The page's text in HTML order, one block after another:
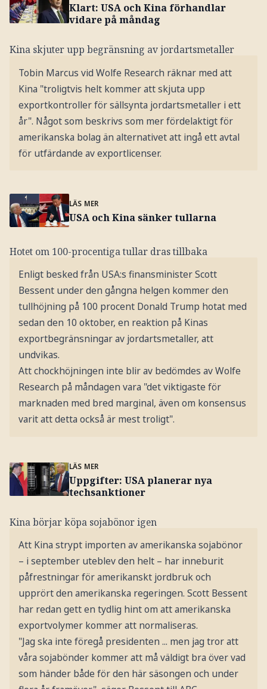
Klart: USA och Kina förhandlar
vidare på måndag
Kina skjuter upp begränsning av jordartsmetaller
Tobin Marcus vid Wolfe Research räknar med att
Kina "troligtvis helt kommer att skjuta upp
exportkontroller för sällsynta jordartsmetaller i ett
år". Något som beskrivs som mer fördelaktigt för
amerikanska bolag än alternativet att ingå ett avtal
för utfärdande av exportlicenser.
LÄS MER
USA och Kina sänker tullarna
Hotet om 100-procentiga tullar dras tillbaka
Enligt besked från USA:s finansminister Scott
Bessent under den gångna helgen kommer den
tullhöjning på 100 procent Donald Trump hotat med
sedan den 10 oktober, en reaktion på Kinas
exportbegränsningar av jordartsmetaller, att
undvikas.
Att chockhöjningen inte blir av bedömdes av Wolfe
Research på måndagen vara "det viktigaste för
marknaden med bred marginal, även om konsensus
varit att detta också är mest troligt".
LÄS MER
Uppgifter: USA planerar nya
techsanktioner
Kina börjar köpa sojabönor igen
Att Kina strypt importen av amerikanska sojabönor
– i september uteblev den helt – har inneburit
påfrestningar för amerikanskt jordbruk och
upprört den amerikanska regeringen. Scott Bessent
har redan gett en tydlig hint om att amerikanska
exportvolymer kommer att normaliseras.
"Jag ska inte föregå presidenten ... men jag tror att
våra sojabönder kommer att må väldigt bra över vad
som händer både för den här säsongen och under